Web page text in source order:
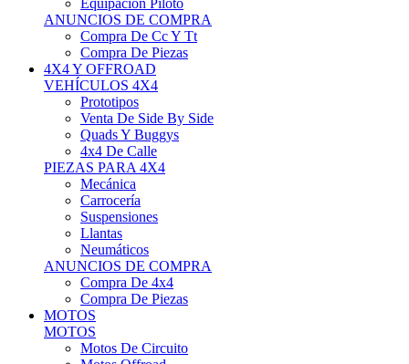
Equipación Piloto
ANUNCIOS DE COMPRA
Compra De Cc Y Tt
Compra De Piezas
4X4 Y OFFROAD
VEHÍCULOS 4X4
Prototipos
Venta De Side By Side
Quads Y Buggys
4x4 De Calle
PIEZAS PARA 4X4
Mecánica
Carrocería
Suspensiones
Llantas
Neumáticos
ANUNCIOS DE COMPRA
Compra De 4x4
Compra De Piezas
MOTOS
MOTOS
Motos De Circuito